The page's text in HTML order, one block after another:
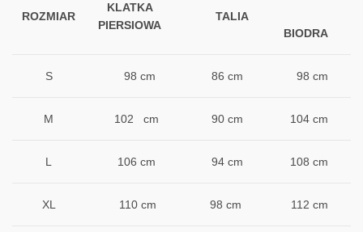
ROZMIAR
KLATKA
PIERSIOWA
TALIA
BIODRA
S 98 cm 86 cm 98 cm
M 102 cm 90 cm 104 cm
L 106 cm 94 cm 108 cm
XL 110 cm 98 cm 112 cm